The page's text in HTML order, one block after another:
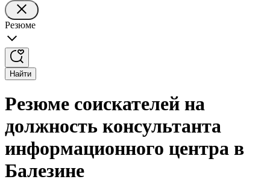
Резюме
Найти
Резюме соискателей на
должность консультанта
информационного центра в
Балезине